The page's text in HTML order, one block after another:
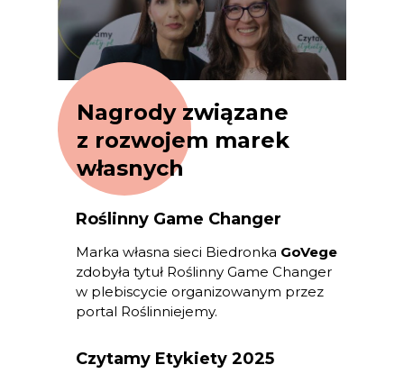
Nagrody związane
z rozwojem marek
własnych
Marka własna sieci Biedronka GoVege
zdobyła tytuł Roślinny Game Changer
w plebiscycie organizowanym przez
portal Roślinniejemy.
Roślinny Game Changer
Czytamy Etykiety 2025